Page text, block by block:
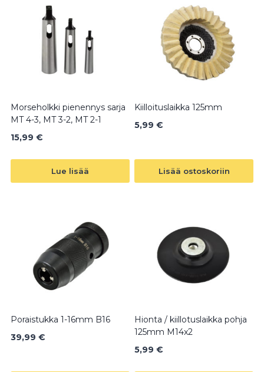
Morseholkki pienennys sarja
MT 4-3, MT 3-2, MT 2-1
15,99 €
Lue lisää
Kiilloituslaikka 125mm
5,99 €
Lisää ostoskoriin
Poraistukka 1-16mm B16
39,99 €
Hionta / kiillotuslaikka pohja
125mm M14x2
5,99 €